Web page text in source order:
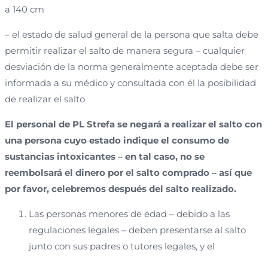
a 140 cm
– el estado de salud general de la persona que salta debe
permitir realizar el salto de manera segura – cualquier
desviación de la norma generalmente aceptada debe ser
informada a su médico y consultada con él la posibilidad
de realizar el salto
El personal de PL Strefa se negará a realizar el salto con
una persona cuyo estado indique el consumo de
sustancias intoxicantes – en tal caso, no se
reembolsará el dinero por el salto comprado – así que
por favor, celebremos después del salto realizado.
Las personas menores de edad – debido a las
regulaciones legales – deben presentarse al salto
junto con sus padres o tutores legales, y el